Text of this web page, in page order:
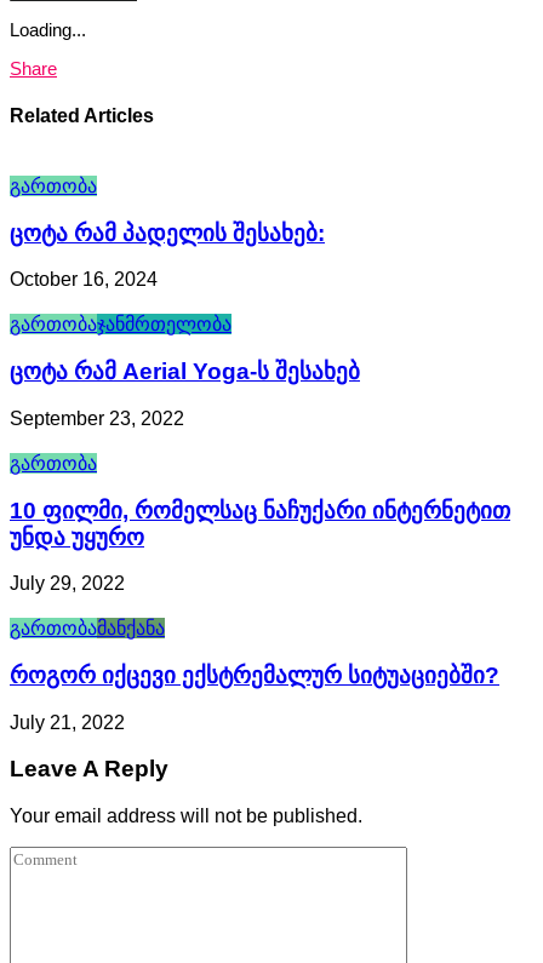
Loading...
Share
Related Articles
გართობა
Ცოტა Რამ Პადელის Შესახებ:
October 16, 2024
გართობაჯანმრთელობა
Ცოტა Რამ Aerial Yoga-Ს Შესახებ
September 23, 2022
გართობა
10 Ფილმი, Რომელსაც Ნაჩუქარი Ინტერნეტით
Უნდა Უყურო
July 29, 2022
გართობამანქანა
Როგორ Იქცევი Ექსტრემალურ Სიტუაციებში?
July 21, 2022
Leave A Reply
Your email address will not be published.